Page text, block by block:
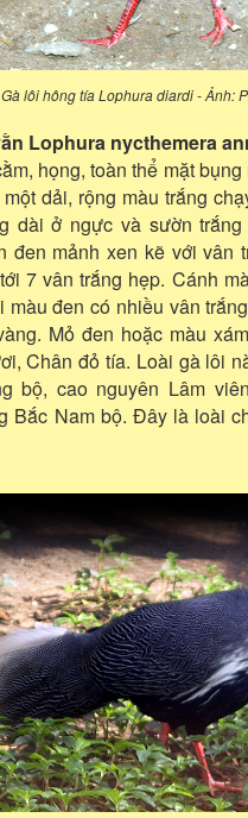
Gà lôi hông tía Lophura diardi - Ảnh:
Lophura nycthemera
họng, toàn thể mặt
dải, rộng màu trắng
dài ở ngực và sườn
đen mảnh xen kẽ với vân
7 vân trắng hẹp. Cánh
màu đen có nhiều vân
Mỏ đen hoặc màu
Chân đỏ tía. Loài gà lôi
bộ, cao nguyên Lâm
Bắc Nam bộ. Đây là loài